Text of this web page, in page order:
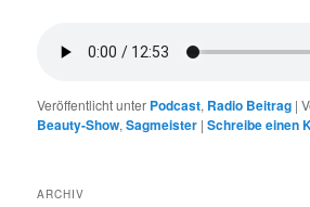
Veröffentlicht unter Podcast, Radio Beitrag |
Beauty-Show,Sagmeister |Schreibe einen
ARCHIV